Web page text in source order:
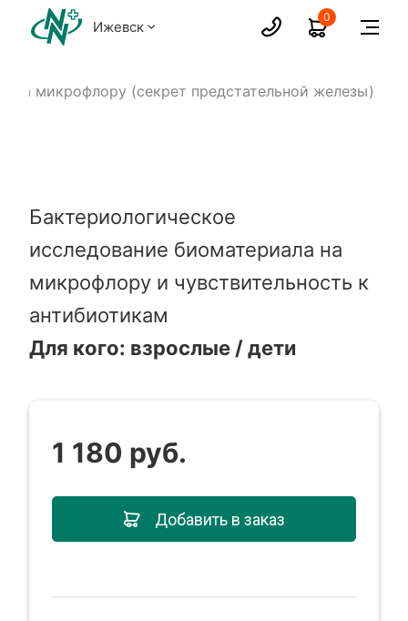
Ижевск
0
на микрофлору (секрет предстательной железы)
Бактериологическое
исследование биоматериала на
микрофлору и чувствительность к
антибиотикам
Для кого: взрослые / дети
1 180 руб.
Добавить в заказ